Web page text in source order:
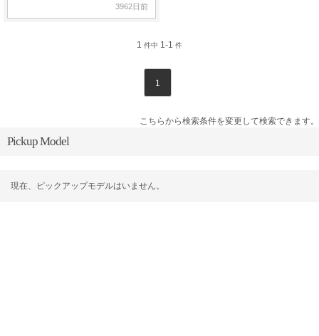
3962日前
1 件中 1-1 件
1
こちらから検索条件を変更して検索できます。
Pickup Model
現在、ピックアップモデルはいません。